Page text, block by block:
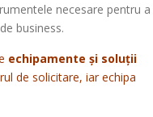
necesare pentru a
business.
echipamente și soluții
de solicitare, iar echipa